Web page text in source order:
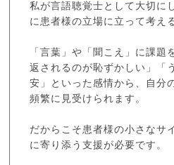
私が言語聴覚士として大切に
に患者様の立場に立って考え
「言葉」や「聞こえ」に課題
返されるのが恥ずかしい」「
安」といった感情から、自分
頻繁に見受けられます。
だからこそ患者様の小さなサ
に寄り添う支援が必要です。